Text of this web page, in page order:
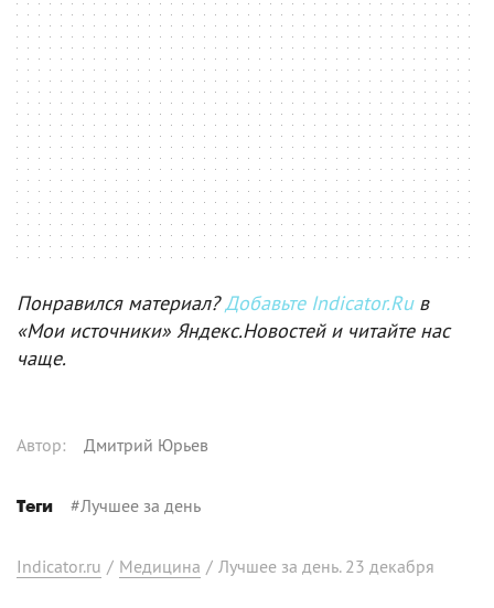
Понравился материал?Добавьте Indicator.Ruв
«Мои источники» Яндекс.Новостей и читайте нас
чаще.
Автор: Дмитрий Юрьев
Теги #Лучшее за день
Indicator.ru / Медицина / Лучшее за день. 23 декабря